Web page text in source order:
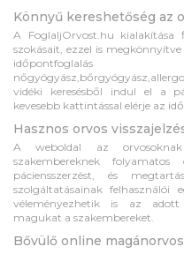
Könnyű kereshetőség az
A FoglaljOrvost.hu kialakítása
szokásait, ezzel is megkönnyítve
vidéki keresésből indul el a
kevesebb kattintással elérje az
Hasznos orvos
A weboldal az
szakembereknek
páciensszerzést, és
szolgáltatásainak felhasználói
véleményezhetik is az adott
magukat a szakembereket.
Bővülő online